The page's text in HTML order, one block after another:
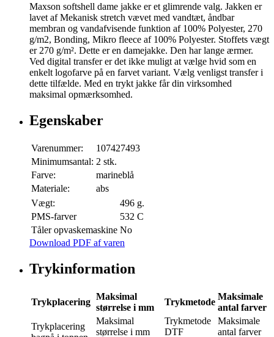
Maxson softshell dame jakke er et glimrende valg. Jakken er
lavet af Mekanisk stretch vævet med vandtæt, åndbar
membran og vandafvisende funktion af 100% Polyester, 270
g/m2, Bonding, Mikro fleece af 100% Polyester. Stoffets vægt
er 270 g/m². Dette er en damejakke. Den har lange ærmer.
Ved digital transfer er det ikke muligt at vælge hvid som en
enkelt logofarve på en farvet variant. Vælg venligst transfer i
dette tilfælde. Med en trykt jakke får din virksomhed
maksimal opmærksomhed.
Egenskaber
Varenummer:
107427493
Minimumsantal: 2 stk.
Farve:
marineblå
Materiale:
abs
Vægt:
496 g.
PMS-farver
532 C
Tåler opvaskemaskine No
Download PDF af varen
Trykinformation
Trykplacering
Maksimal
størrelse i mm
Trykmetode
Maksimale
antal farver
Trykplacering
Maksimal
størrelse i mm
Trykmetode
DTF
Maksimale
antal farver